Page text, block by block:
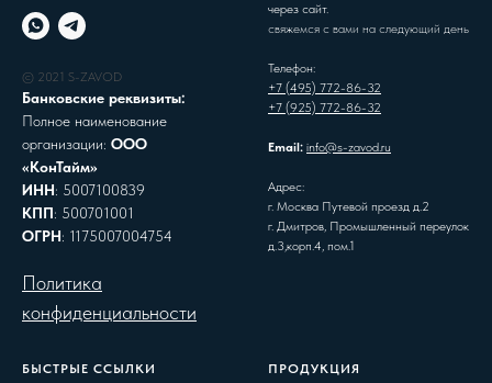
© 2021 S-ZAVOD
Банковские реквизиты:
Полное наименование
организации: ООО
«КонТайм»
ИНН: 5007100839
КПП: 500701001
ОГРН: 1175007004754
Политика
конфиденциальности
через сайт.
свяжемся с вами на следующий день
Телефон:
+7 (495) 772-86-32
+7 (925) 772-86-32
Email: info@s-zavod.ru
Адрес:
г. Москва Путевой проезд д.2
г. Дмитров, Промышленный переулок
д.3,корп.4, пом.1
БЫСТРЫЕ ССЫЛКИ ПРОДУКЦИЯ